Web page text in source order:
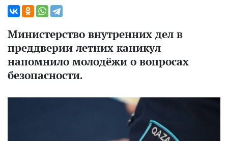
Министерство внутренних дел в
преддверии летних каникул
напомнило молодёжи о вопросах
безопасности.